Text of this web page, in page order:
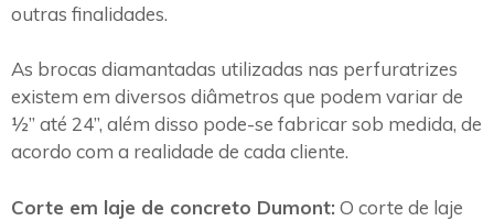
outras finalidades.
As brocas diamantadas utilizadas nas perfuratrizes
existem em diversos diâmetros que podem variar de
½” até 24”, além disso pode-se fabricar sob medida, de
acordo com a realidade de cada cliente.
Corte em laje de concreto Dumont: O corte de laje